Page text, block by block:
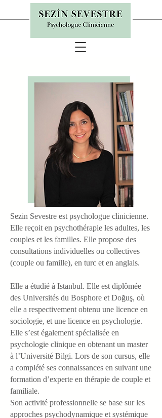
Sezin Sevestre est psychologue clinicienne.
Elle reçoit en psychothérapie les adultes, les
couples et les familles. Elle propose des
consultations individuelles ou collectives
(couple ou famille), en turc et en anglais.
Elle a étudié à Istanbul. Elle est diplômée
des Universités du Bosphore et Doğuş, où
elle a respectivement obtenu une licence en
sociologie, et une licence en psychologie.
Elle s’est également spécialisée en
psychologie clinique en obtenant un master
à l’Université Bilgi. Lors de son cursus, elle
a complété ses connaissances en suivant une
formation d’experte en thérapie de couple et
familiale.
Son activité professionnelle se base sur les
approches psychodynamique et systémique